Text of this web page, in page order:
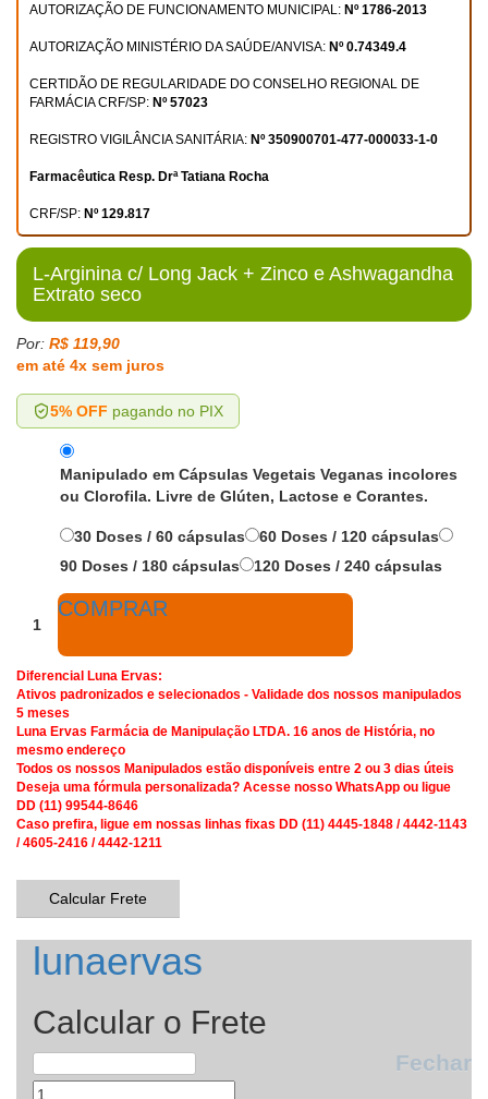
AUTORIZAÇÃO DE FUNCIONAMENTO MUNICIPAL: Nº 1786-2013
AUTORIZAÇÃO MINISTÉRIO DA SAÚDE/ANVISA: Nº 0.74349.4
CERTIDÃO DE REGULARIDADE DO CONSELHO REGIONAL DE
FARMÁCIA CRF/SP: Nº 57023
REGISTRO VIGILÂNCIA SANITÁRIA: Nº 350900701-477-000033-1-0
Farmacêutica Resp. Drª Tatiana Rocha
CRF/SP: Nº 129.817
L-Arginina c/ Long Jack + Zinco e Ashwagandha
Extrato seco
Por: R$ 119,90
em até 4x sem juros
5% OFF pagando no PIX
Manipulado em Cápsulas Vegetais Veganas incolores
ou Clorofila. Livre de Glúten, Lactose e Corantes.
30 Doses / 60 cápsulas
60 Doses / 120 cápsulas
90 Doses / 180 cápsulas
120 Doses / 240 cápsulas
COMPRAR
Diferencial Luna Ervas:
Ativos padronizados e selecionados - Validade dos nossos manipulados
5 meses
Luna Ervas Farmácia de Manipulação LTDA. 16 anos de História, no
mesmo endereço
Todos os nossos Manipulados estão disponíveis entre 2 ou 3 dias úteis
Deseja uma fórmula personalizada? Acesse nosso WhatsApp ou ligue
DD (11) 99544-8646
Caso prefira, ligue em nossas linhas fixas DD (11) 4445-1848 / 4442-1143
/ 4605-2416 / 4442-1211
Calcular Frete
lunaervas
Calcular o Frete
Fechar